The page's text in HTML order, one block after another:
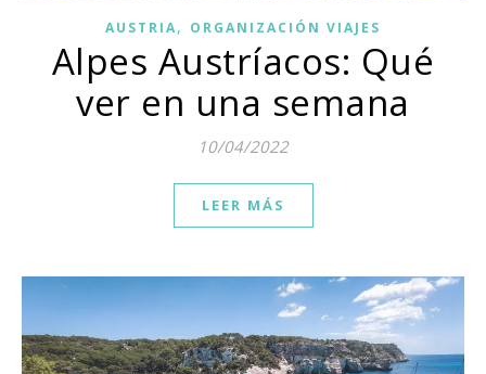
AUSTRIA, ORGANIZACIÓN VIAJES
Alpes Austríacos: Qué
ver en una semana
10/04/2022
LEER MÁS